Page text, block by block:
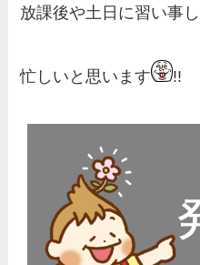
放課後や土日に習い事
忙しいと思います !!